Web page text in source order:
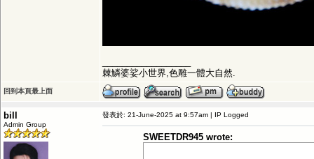
棘鱗婆娑小世界,色雕一體大自然.
回到本頁最上面
bill
Admin Group
發表於: 21-June-2025 at 9:57am | IP Logged
SWEETDR945 wrote: